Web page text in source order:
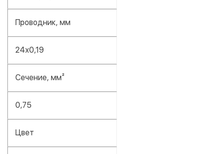
Проводник, мм
24х0,19
Сечение, мм²
0,75
Цвет